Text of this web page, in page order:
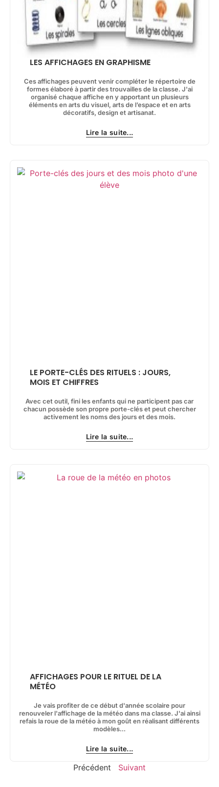
LES AFFICHAGES EN GRAPHISME
Ces affichages peuvent venir compléter le répertoire de
formes élaboré à partir des trouvailles de la classe. J'ai
organisé chaque affiche en y apportant un plusieurs
éléments en arts du visuel, arts de l’espace et en arts
décoratifs, design et artisanat.
Lire la suite...
LE PORTE-CLÉS DES RITUELS : JOURS,
MOIS ET CHIFFRES
Avec cet outil, fini les enfants qui ne participent pas car
chacun possède son propre porte-clés et peut chercher
activement les noms des jours et des mois.
Lire la suite...
AFFICHAGES POUR LE RITUEL DE LA
MÉTÉO
Je vais profiter de ce début d'année scolaire pour
renouveler l'affichage de la météo dans ma classe. J'ai ainsi
refais la roue de la météo à mon goût en réalisant différents
modèles...
Lire la suite...
Précédent Suivant